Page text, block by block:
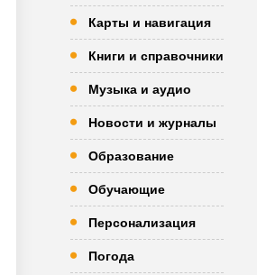
Карты и навигация
Книги и справочники
Музыка и аудио
Новости и журналы
Образование
Обучающие
Персонализация
Погода